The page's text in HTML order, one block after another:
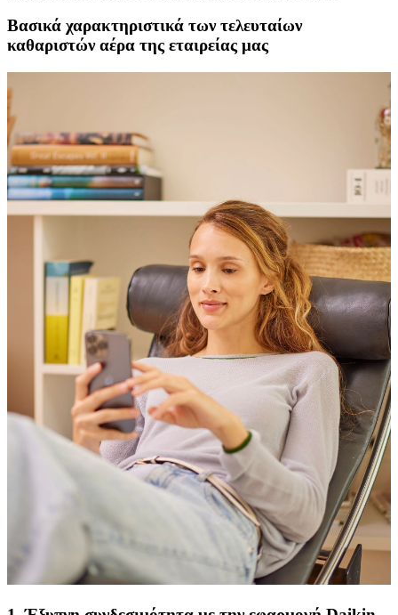
Βασικά χαρακτηριστικά των τελευταίων
καθαριστών αέρα της εταιρείας μας